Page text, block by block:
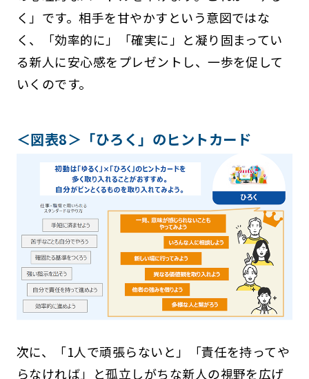
く」です。相手を甘やかすという意図ではな
く、「効率的に」「確実に」と凝り固まってい
る新人に安心感をプレゼントし、一歩を促して
いくのです。
＜図表8＞「ひろく」のヒントカード
次に、「1人で頑張らないと」「責任を持ってや
らなければ」と孤立しがちな新人の視野を広げ